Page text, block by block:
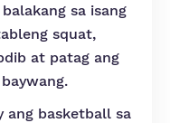
sa isang
squat,
at patag ang
ang basketball sa